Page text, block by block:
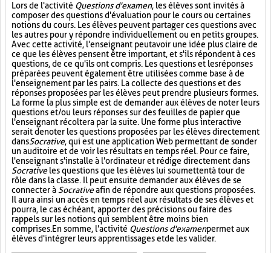
Lors de l'activité Questions d'examen, les élèves sont invités à
composer des questions d'évaluation pour le cours ou certaines
notions du cours. Les élèves peuvent partager ces questions avec
les autres pour y répondre individuellement ou en petits groupes.
Avec cette activité, l'enseignant peut avoir une idée plus claire de
ce que les élèves pensent être important, et s'ils répondent à ces
questions, de ce qu'ils ont compris. Les questions et les réponses
préparées peuvent également être utilisées comme base à de
l'enseignement par les pairs. La collecte des questions et des
réponses proposées par les élèves peut prendre plusieurs formes.
La forme la plus simple est de demander aux élèves de noter leurs
questions et/ou leurs réponses sur des feuilles de papier que
l'enseignant récoltera par la suite. Une forme plus interactive
serait de noter les questions proposées par les élèves directement
dansSocrative, qui est une application Web permettant de sonder
un auditoire et de voir les résultats en temps réel. Pour ce faire,
l'enseignant s'installe à l'ordinateur et rédige directement dans
Socrativeles questions que les élèves lui soumettent à tour de
rôle dans la classe. Il peut ensuite demander aux élèves de se
connecter à Socrativeafin de répondre aux questions proposées.
Il aura ainsi un accès en temps réel aux résultats de ses élèves et
pourra, le cas échéant, apporter des précisions ou faire des
rappels sur les notions qui semblent être moins bien
comprises. En somme, l'activité Questions d'examenpermet aux
élèves d'intégrer leurs apprentissages et de les valider.